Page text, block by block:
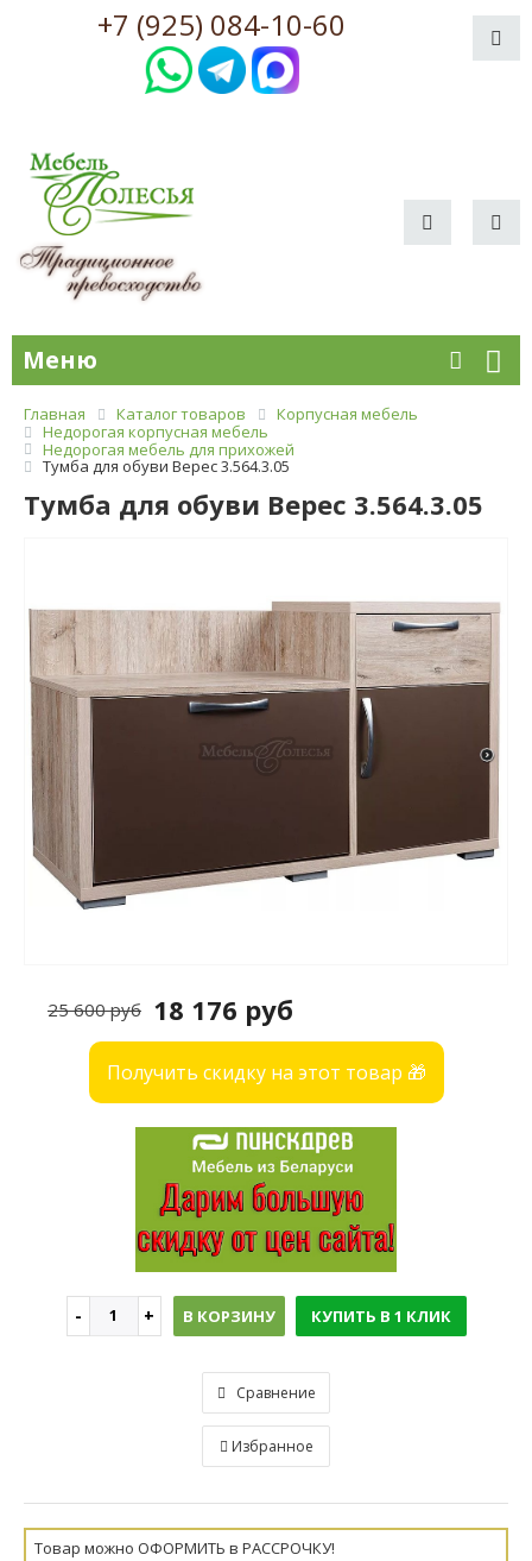
+7 (925) 084-10-60
Меню
Главная Каталог товаров
Корпусная мебель
Недорогая корпусная мебель
Недорогая мебель для прихожей
Тумба для обуви Верес 3.564.3.05
Тумба для обуви Верес 3.564.3.05
18 176 руб
25 600 руб
Получить скидку на этот товар 🎁
В КОРЗИНУ КУПИТЬ В 1 КЛИК
Сравнение
Избранное
Товар можно ОФОРМИТЬ в РАССРОЧКУ!